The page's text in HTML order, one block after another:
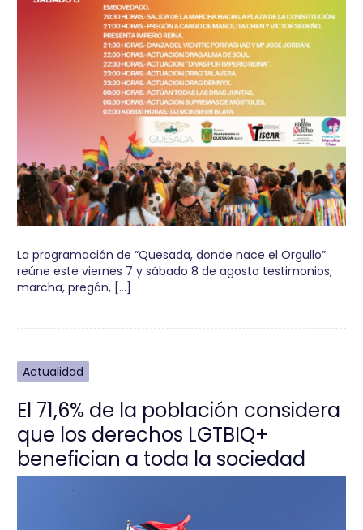
La programación de “Quesada, donde nace el Orgullo”
reúne este viernes 7 y sábado 8 de agosto testimonios,
marcha, pregón, […]
Actualidad
El 71,6% de la población considera
que los derechos LGTBIQ+
benefician a toda la sociedad